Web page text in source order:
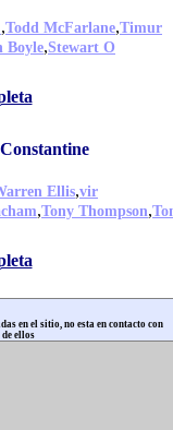
,Todd McFarlane,Timur
Boyle,Stewart O
Ellis,vir
,Tony Thompson,
en el sitio, no esta en contacto con
ellos